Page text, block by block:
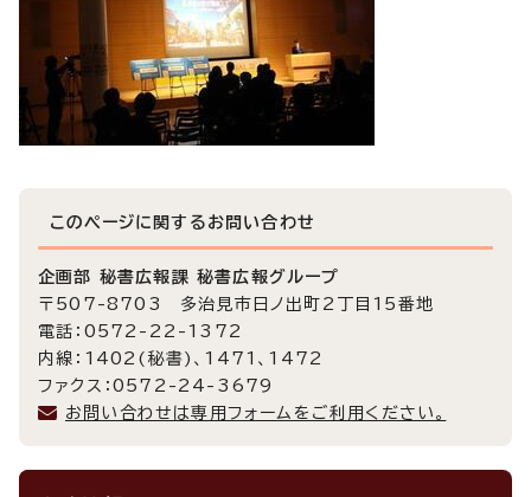
このページに関する お問い合わせ
企画部 秘書広報課 秘書広報グループ
〒507-8703 多治見市日ノ出町2丁目15番地
電話：0572-22-1372
内線：1402(秘書)、1471、1472
ファクス：0572-24-3679
お問い合わせは専用フォームをご利用ください。